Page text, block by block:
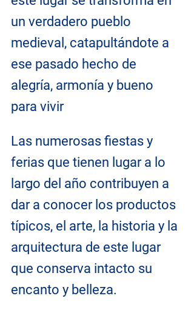
un verdadero pueblo
medieval, catapultándote a
ese pasado hecho de
alegría, armonía y bueno
para vivir
Las numerosas fiestas y
ferias que tienen lugar a lo
largo del año contribuyen a
dar a conocer los productos
típicos, el arte, la historia y la
arquitectura de este lugar
que conserva intacto su
encanto y belleza.